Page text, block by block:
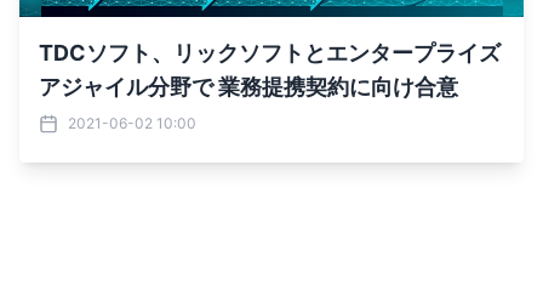
TDCソフト、リックソフトとエンタープライズ
アジャイル分野で 業務提携契約に向け合意
2021-06-02 10:00